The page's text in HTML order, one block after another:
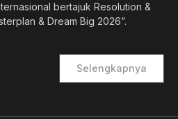
bertajuk Resolution &
& Dream Big 2026”.
Selengkapnya